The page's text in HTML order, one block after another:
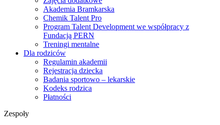
Akademia Bramkarska
Chemik Talent Pro
Program Talent Development we współpracy z
Fundacją PERN
Treningi mentalne
Dla rodziców
Regulamin akademii
Rejestracja dziecka
Badania sportowo – lekarskie
Kodeks rodzica
Płatności
Zespoły